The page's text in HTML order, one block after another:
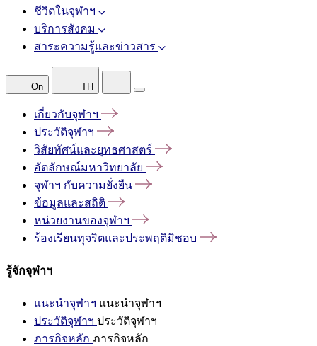
ชีวิตในจุฬาฯ
บริการสังคม
สาระความรู้และข่าวสาร
On TH
เกี่ยวกับจุฬาฯ
ประวัติจุฬาฯ
วิสัยทัศน์และยุทธศาสตร์
อัตลักษณ์มหาวิทยาลัย
จุฬาฯ กับความยั่งยืน
ข้อมูลและสถิติ
หน่วยงานของจุฬาฯ
ร้องเรียนทุจริตและประพฤติมิชอบ
รู้จักจุฬาฯ
แนะนำจุฬาฯ แนะนำจุฬาฯ
ประวัติจุฬาฯ ประวัติจุฬาฯ
ภารกิจหลัก ภารกิจหลัก